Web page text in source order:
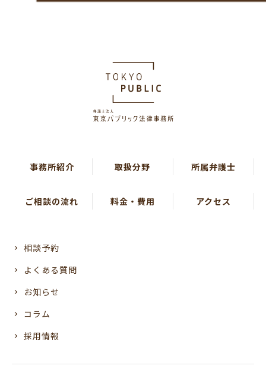
事務所紹介 取扱分野 所属弁護士
ご相談の流れ 料金・費用 アクセス
相談予約
よくある質問
お知らせ
コラム
採用情報